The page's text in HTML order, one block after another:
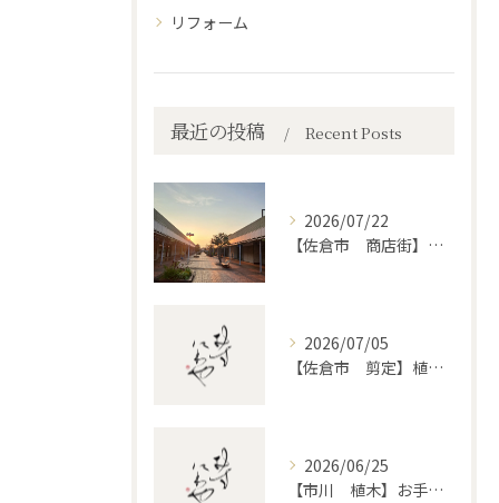
リフォーム
最近の投稿 Recent Posts
2026/07/22
【佐倉市 商店街】街路植木剪定
2026/07/05
【佐倉市 剪定】植木・庭木の剪定、プロに頼むとどう違うのか。
2026/06/25
【市川 植木】お手入れ【和モダンというお庭を考える】